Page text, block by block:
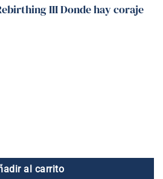
III Donde hay coraje
III Donde hay coraje hay vida cantidad
al carrito